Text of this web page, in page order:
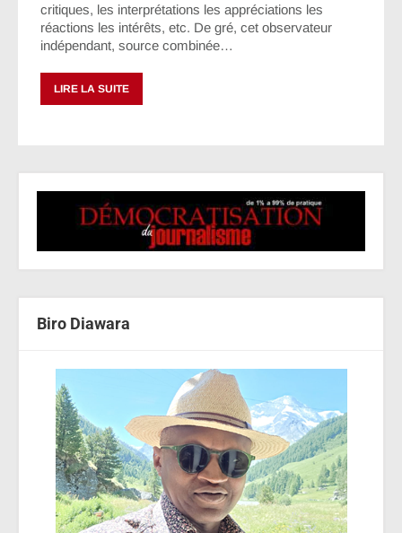
critiques, les interprétations les appréciations les
réactions les intérêts, etc. De gré, cet observateur
indépendant, source combinée…
LIRE LA SUITE
Biro Diawara